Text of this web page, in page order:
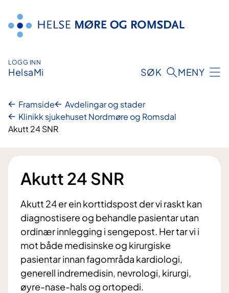
innhald
LOGG INN
HelsaMi SØK MENY
Framside
Avdelingar og stader
Klinikk sjukehuset Nordmøre og Romsdal
Akutt 24 SNR
Akutt 24 SNR
Akutt 24 er ein korttidspost der vi raskt kan
diagnostisere og behandle pasientar utan
ordinær innlegging i sengepost. Her tar vi i
mot både medisinske og kirurgiske
pasientar innan fagområda kardiologi,
generell indremedisin, nevrologi, kirurgi,
øyre-nase-hals og ortopedi.